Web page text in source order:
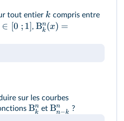
tout entier k compris entre
∈ [0 ; 1], Bk
n(x) =
sur les courbes
Bk
n et Bn−k
n ?